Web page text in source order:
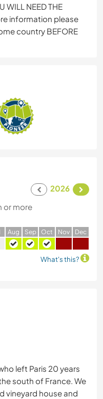
NEED THE
information please
country BEFORE
2026
or more
Aug Sep Oct Nov Dec
What's this?
left Paris 20 years
south of France. We
vineyard house and